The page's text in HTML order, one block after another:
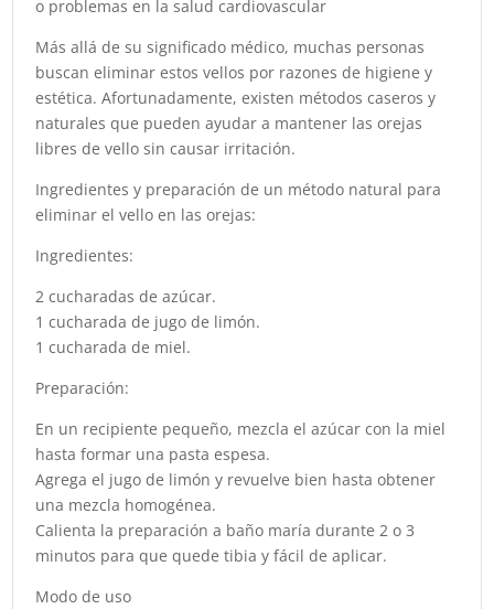
o problemas en la salud cardiovascular
Más allá de su significado médico, muchas personas
buscan eliminar estos vellos por razones de higiene y
estética. Afortunadamente, existen métodos caseros y
naturales que pueden ayudar a mantener las orejas
libres de vello sin causar irritación.
Ingredientes y preparación de un método natural para
eliminar el vello en las orejas:
Ingredientes:
2 cucharadas de azúcar.
1 cucharada de jugo de limón.
1 cucharada de miel.
Preparación:
En un recipiente pequeño, mezcla el azúcar con la miel
hasta formar una pasta espesa.
Agrega el jugo de limón y revuelve bien hasta obtener
una mezcla homogénea.
Calienta la preparación a baño maría durante 2 o 3
minutos para que quede tibia y fácil de aplicar.
Modo de uso